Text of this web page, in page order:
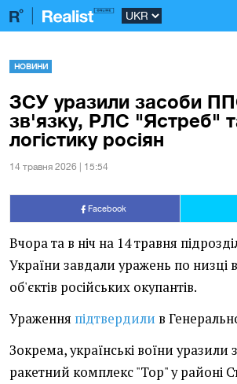
НОВИНИ
ЗСУ уразили засоби
зв'язку, РЛС "Ястреб"
логістику росіян
14 травня 2026 | 15:54
Facebook
Вчора та в ніч на 14 травня
України завдали уражень по низці
об'єктів російських окупантів.
Ураження підтвердили в
Зокрема, українські воїни уразили
ракетний комплекс "Тор" у районі